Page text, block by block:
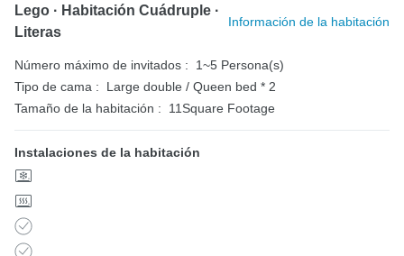
Lego · Habitación Cuádruple ·
Literas
Información de la habitación
Número máximo de invitados :
1~5 Persona(s)
Tipo de cama :
Large double / Queen bed * 2
Tamaño de la habitación :
11Square Footage
Instalaciones de la habitación